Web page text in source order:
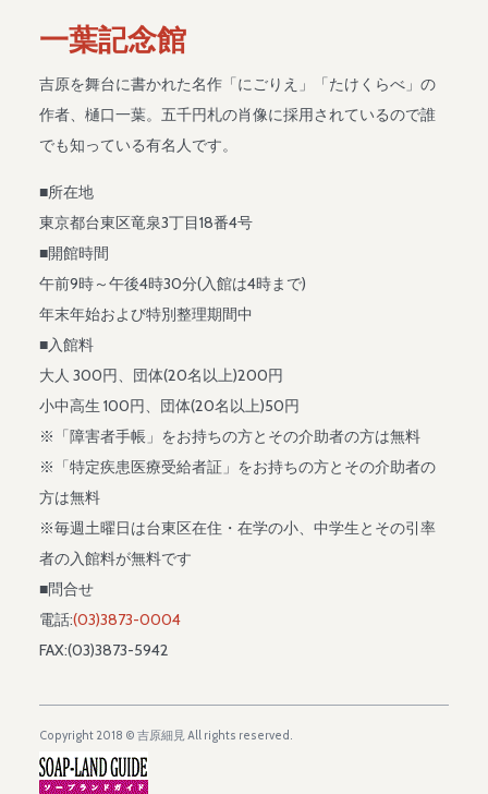
一葉記念館
吉原を舞台に書かれた名作「にごりえ」「たけくらべ」の
作者、樋口一葉。五千円札の肖像に採用されているので誰
でも知っている有名人です。
■所在地
東京都台東区竜泉3丁目18番4号
■開館時間
午前9時～午後4時30分(入館は4時まで)
年末年始および特別整理期間中
■入館料
大人 300円、団体(20名以上)200円
小中高生 100円、団体(20名以上)50円
※「障害者手帳」をお持ちの方とその介助者の方は無料
※「特定疾患医療受給者証」をお持ちの方とその介助者の
方は無料
※毎週土曜日は台東区在住・在学の小、中学生とその引率
者の入館料が無料です
■問合せ
電話:(03)3873-0004
FAX:(03)3873-5942
Copyright 2018 © 吉原細見 All rights reserved.